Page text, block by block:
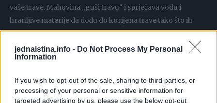
jednaistina.info - Do Not Process My Personal
Information
If you wish to opt-out of the sale, sharing to third parties, or
processing of your personal or sensitive information for
targeted advertising by us, please use the below opt-out
vaše trave. Mahovina „guši travu“ i sprječava vodu i
hranljive materije da dođu do korijena trave tako što ih
upija na površini.
Kako ukloniti mahovinu sa travnjaka?
travnjaka, stručnjaci iz The Turf Grass Group predložili su
trik koji „odlično funkcioniše“. Ako baštovani ne žele da